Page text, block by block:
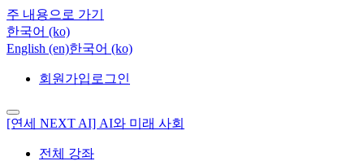
주 내용으로 가기
한국어 ‎(ko)‎
English ‎(en)‎한국어 ‎(ko)‎
회원가입 로그인
[연세 NEXT AI] AI와 미래 사회
전체 강좌